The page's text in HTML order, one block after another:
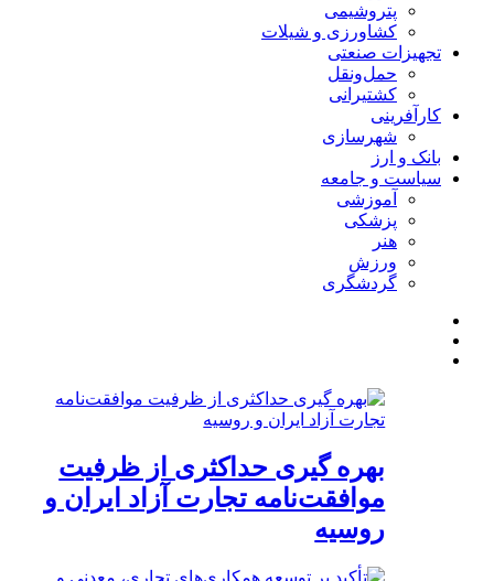
پتروشیمی
کشاورزی و شیلات
تجهیزات صنعتی
حمل‌و‌نقل
کشتیرانی
کارآفرینی
شهرسازی
بانک و ارز
سیاست و جامعه
آموزشی
پزشکی
هنر
ورزش
گردشگری
بهره گیری حداکثری از ظرفیت
موافقت‌نامه تجارت آزاد ایران و
روسیه